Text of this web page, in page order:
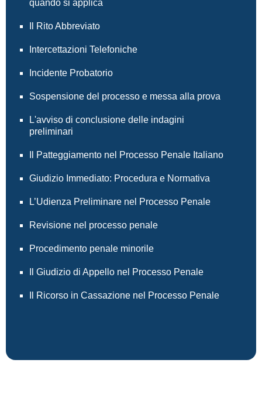
quando si applica
Il Rito Abbreviato
Intercettazioni Telefoniche
Incidente Probatorio
Sospensione del processo e messa alla prova
L'avviso di conclusione delle indagini
preliminari
Il Patteggiamento nel Processo Penale Italiano
Giudizio Immediato: Procedura e Normativa
L’Udienza Preliminare nel Processo Penale
Revisione nel processo penale
Procedimento penale minorile
Il Giudizio di Appello nel Processo Penale
Il Ricorso in Cassazione nel Processo Penale